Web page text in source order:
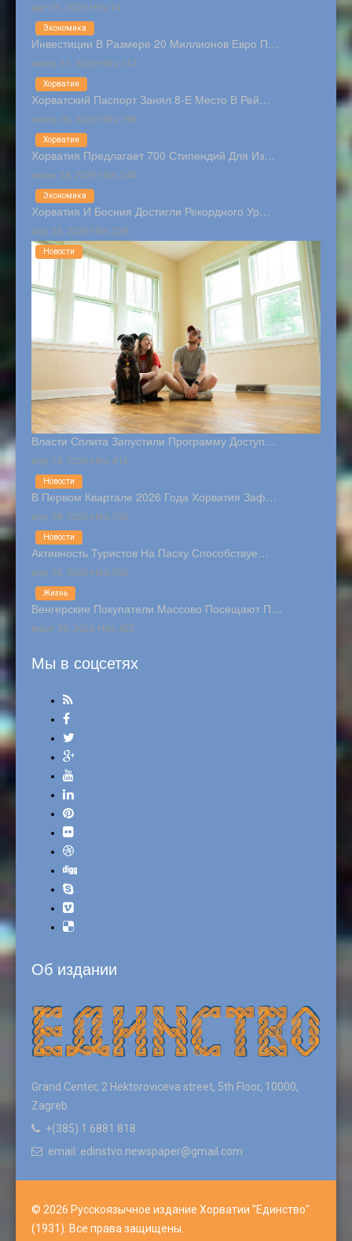
авг 03, 2026 Hits:74
Инвестиции В Размере 20 Миллионов Евро П…
июль 31, 2026 Hits:147
Экономика
Хорватский Паспорт Занял 8-Е Место В Рей…
июль 03, 2026 Hits:198
Хорватия
Хорватия Предлагает 700 Стипендий Для Из…
июнь 28, 2026 Hits:240
Хорватия
Хорватия И Босния Достигли Рекордного Ур…
апр 26, 2026 Hits:328
Экономика
Власти Сплита Запустили Программу Доступ…
апр 14, 2026 Hits:413
Новости
В Первом Квартале 2026 Года Хорватия Заф…
апр 09, 2026 Hits:390
Новости
Активность Туристов На Пасху Способствуе…
апр 05, 2026 Hits:390
Новости
Венгерские Покупатели Массово Посещают П…
март 30, 2026 Hits:422
Жизнь
Мы в соцсетях
Об издании
Grand Center, 2 Hektoroviceva street, 5th Floor, 10000,
Zagreb
+(385) 1 6881 818
email: edinstvo.newspaper@gmail.com
© 2026 Русскоязычное издание Хорватии "Единство"
(1931). Все права защищены.